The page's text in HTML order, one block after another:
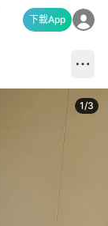
下載App
1/3